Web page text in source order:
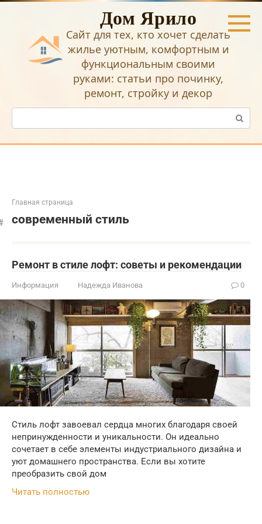
Перейти
Дом Ярило
Сайт для тех, кто хочет сделать
жилье уютным, комфортным и
функциональным своими
руками: статьи про починку,
ремонт, стройку и декор
Поиск:
Главная страница
современный стиль
Ремонт в стиле лофт: советы и рекомендации
Информация Надежда Иванова 0
Стиль лофт завоевал сердца многих благодаря своей
непринужденности и уникальности. Он идеально
сочетает в себе элементы индустриального дизайна и
уют домашнего пространства. Если вы хотите
преобразить свой дом
Читать полностью